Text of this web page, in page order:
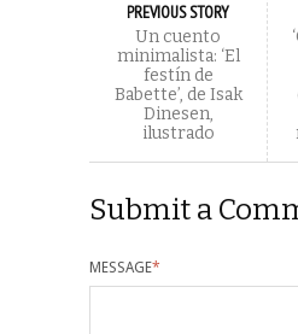
PREVIOUS STORY
Un cuento
minimalista: ‘El
festín de
Babette’, de Isak
Dinesen,
ilustrado
Submit a
MESSAGE*